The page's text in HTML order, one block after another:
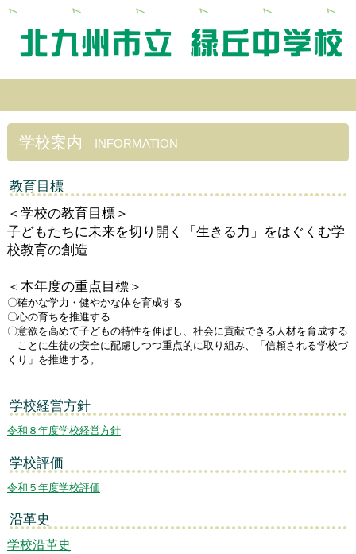
学校案内 INFORMATION
教育目標
＜学校の教育目標＞
子どもたちに未来を切り開く「生きる力」をはぐくむ学
校教育の創造
＜本年度の重点目標＞
〇確かな学力・健やかな体を育成する
〇心の育ちを推進する
〇意欲を高めて子どもの特性を伸ばし、社会に貢献できる人材を育成する
ことに生徒の安全に配慮しつつ重点的に取り組み、「信頼される学校づ
くり」を推進する。
学校経営方針
令和８年度学校経営方針
学校評価
令和５年度学校評価
沿革史
学校沿革史